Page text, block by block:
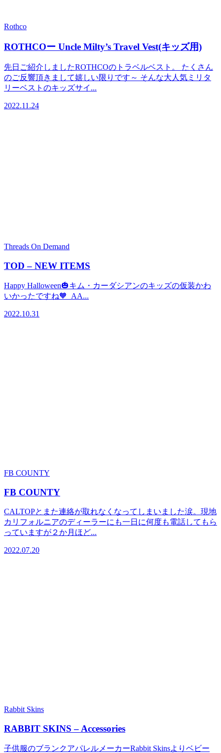
Rothco
ROTHCOー Uncle Milty’s Travel Vest(キッズ用)
先日ご紹介しましたROTHCOのトラベルベスト。 たくさん
のご反響頂きまして嬉しい限りです～ そんな大人気ミリタ
リーベストのキッズサイ...
2022.11.24
Threads On Demand
TOD – NEW ITEMS
Happy Halloween🎃キム・カーダシアンのキッズの仮装かわ
いかったですね🧡 AA...
2022.10.31
FB COUNTY
FB COUNTY
CALTOPとまた連絡が取れなくなってしまいました涙。現地
カリフォルニアのディーラーにも一日に何度も電話してもら
っていますが２か月ほど...
2022.07.20
Rabbit Skins
RABBIT SKINS – Accessories
子供服のブランクアパレルメーカーRabbit Skinsよりベビー